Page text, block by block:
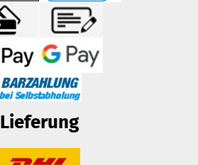
Lieferung